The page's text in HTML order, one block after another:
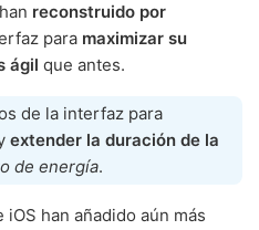
reconstruido por
para maximizar su
ágil que antes.
de la interfaz para
extender la duración de la
de energía.
han añadido aún más